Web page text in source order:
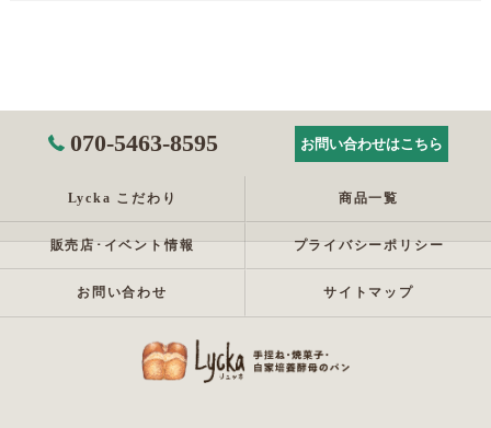
070-5463-8595 お問い合わせはこちら
Lycka こだわり 商品一覧
販売店･イベント情報 プライバシーポリシー
お問い合わせ サイトマップ